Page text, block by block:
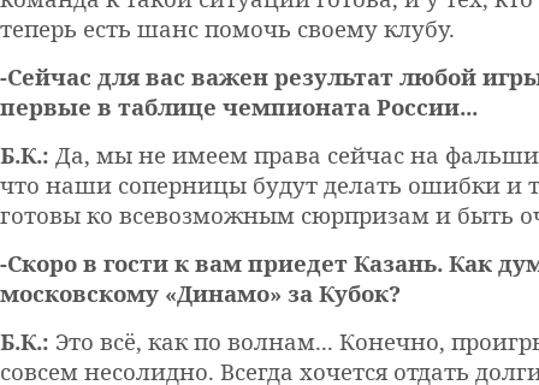
теперь есть шанс помочь своему клубу.
-Сейчас для вас важен результат любой
первые в таблице чемпионата России...
Б.К.: Да, мы не имеем права сейчас на
что наши соперницы будут делать ошибки и
готовы ко всевозможным сюрпризам и быть
-Скоро в гости к вам приедет Казань. Как
московскому «Динамо» за Кубок?
Б.К.: Это всё, как по волнам... Конечно,
совсем несолидно. Всегда хочется отдать